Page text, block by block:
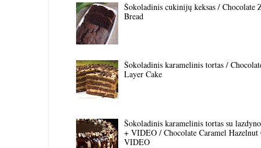
Šokoladinis cukinijų keksas / Chocolate
Bread
Šokoladinis karamelinis tortas /
Layer Cake
Šokoladinis karamelinis tortas su
+ VIDEO / Chocolate Caramel Hazelnut
VIDEO